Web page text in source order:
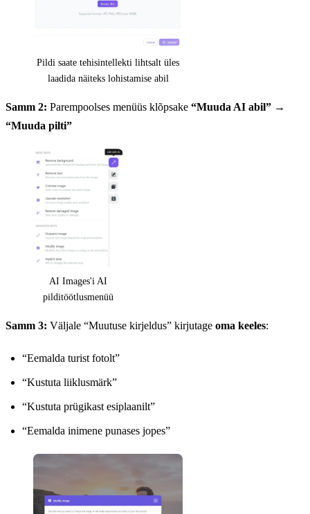
Pildi saate tehisintellekti lihtsalt üles
laadida näiteks lohistamise abil
Samm 2: Parempoolses menüüs klõpsake “Muuda AI abil” →
“Muuda pilti”
AI Images'i AI
pilditöötlusmenüü
Samm 3: Väljale “Muutuse kirjeldus” kirjutage oma keeles:
“Eemalda turist fotolt”
“Kustuta liiklusmärk”
“Kustuta prügikast esiplaanilt”
“Eemalda inimene punases jopes”